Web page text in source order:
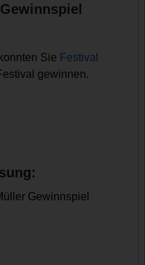
Sie Festival
gewinnen.
Gewinnspiel